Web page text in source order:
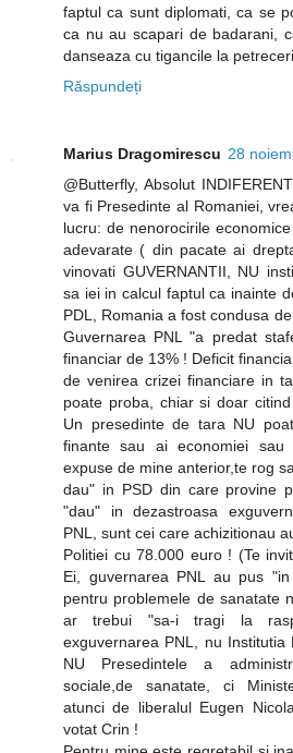
faptul ca sunt diplomati, ca se
ca nu au scapari de badarani,
danseaza cu tigancile la
Răspundeți
Marius Dragomirescu 28
@Butterfly, Absolut
va fi Presedinte al Romaniei,
lucru: de nenorocirile
adevarate ( din pacate ai
vinovati GUVERNANTII, NU
sa iei in calcul faptul ca inainte
PDL, Romania a fost condusa
Guvernarea PNL "a predat
financiar de 13% ! Deficit
de venirea crizei financiare in
poate proba, chiar si doar
Un presedinte de tara NU
finante sau ai economiei sau
expuse de mine anterior,te rog
dau" in PSD din care provine
"dau" in dezastroasa
PNL, sunt cei care achizitionau
Politiei cu 78.000 euro ! (Te
Ei, guvernarea PNL au pus
pentru problemele de sanatate
ar trebui "sa-i tragi la
exguvernarea PNL, nu Institutia
NU Presedintele a
sociale,de sanatate, ci
atunci de liberalul Eugen
votat Crin !